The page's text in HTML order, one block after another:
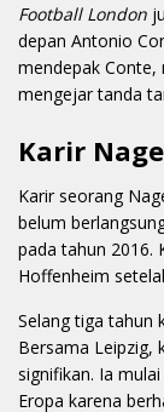
Football London
depan Antonio
mendepak Conte,
mengejar tanda
Karir
Karir seorang
belum
pada tahun 2016.
Hoffenheim
Selang tiga tahun
Bersama Leipzig,
signifikan. Ia
Eropa karena